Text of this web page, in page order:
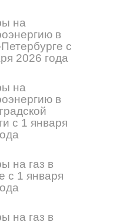
на
в
с
2026 года
на
в
с 1 января
на газ в
с 1 января
на газ в